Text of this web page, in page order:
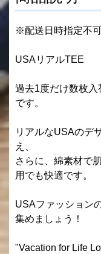
※配送日時指定不
USAリアルTEE
過去1度だけ数枚
です。
リアルなUSAのデ
え、
さらに、綿素材で
用でも快適です。
USAファッション
集めましょう！
"Vacation for Life